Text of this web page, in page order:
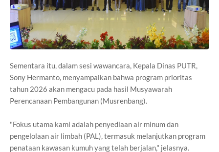
Sementara itu, dalam sesi wawancara, Kepala Dinas PUTR,
Sony Hermanto, menyampaikan bahwa program prioritas
tahun 2026 akan mengacu pada hasil Musyawarah
Perencanaan Pembangunan (Musrenbang).
"Fokus utama kami adalah penyediaan air minum dan
pengelolaan air limbah (PAL), termasuk melanjutkan program
penataan kawasan kumuh yang telah berjalan," jelasnya.